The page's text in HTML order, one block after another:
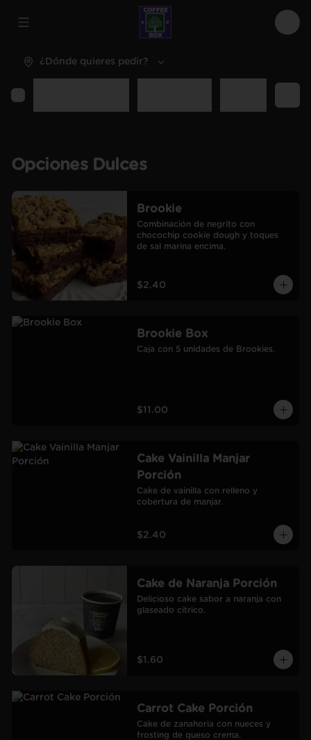
Abrir menu de navegación
¿Dónde quieres pedir?
Opciones Dulces
Brookie
Combinación de negrito con
chocochip cookie dough y toques
de sal marina encima.
$2.40
Brookie Box
Caja con 5 unidades de Brookies.
$11.00
Cake Vainilla Manjar
Porción
Cake de vainilla con relleno y
cobertura de manjar.
$2.40
Cake de Naranja Porción
Delicioso cake sabor a naranja con
glaseado cítrico.
$1.60
Carrot Cake Porción
Cake de zanahoria con nueces y
frosting de queso crema.